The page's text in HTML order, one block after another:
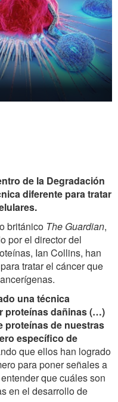
de la Degradación
diferente para tratar
británico The Guardian,
por el director del
Ian Collins, han
tratar el cáncer que
una técnica
proteínas dañinas (…)
proteínas de nuestras
específico de
que ellos han logrado
para poner señales a
que cuáles son
en el desarrollo de